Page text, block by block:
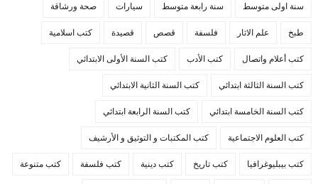
سنة اولى متوسط سنة رابعة متوسط سيارات صحة ورشاقة
طبخ علم الاثار فلسفة قصص قصيدة كتب اسلامية
كتب أعلام واتصال كتب الأدب كتب السنة الأولى الابتدائي
كتب السنة الثالثة ابتدائي كتب السنة الثانية الابتدائي
كتب السنة الخامسة ابتدائي كتب السنة الرابعة ابتدائي
كتب العلوم الاجتماعية كتب المكتبات و التوثيق و الأرشيف
كتب بيبليوغرافيا كتب تاريخ كتب دينية كتب فلسفة كتب متنوعة